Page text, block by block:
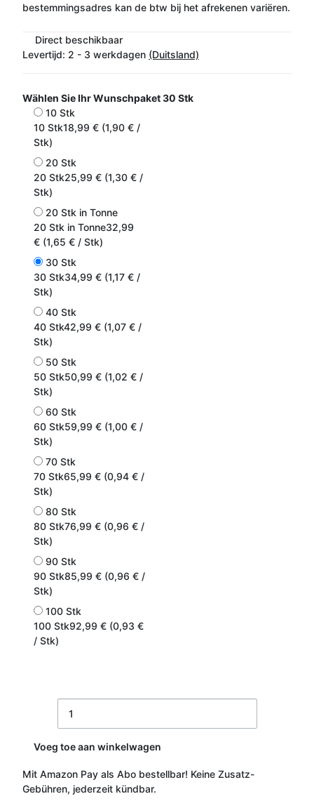
bestemmingsadres kan de btw bij het afrekenen variëren.
Direct beschikbaar
Levertijd: 2 - 3 werkdagen (Duitsland)
Wählen Sie Ihr Wunschpaket30 Stk
10 Stk
10 Stk18,99 € (1,90 € /
Stk)
20 Stk
20 Stk25,99 € (1,30 € /
Stk)
20 Stk in Tonne
20 Stk in Tonne32,99
€ (1,65 € / Stk)
30 Stk
30 Stk34,99 € (1,17 € /
Stk)
40 Stk
40 Stk42,99 € (1,07 € /
Stk)
50 Stk
50 Stk50,99 € (1,02 € /
Stk)
60 Stk
60 Stk59,99 € (1,00 € /
Stk)
70 Stk
70 Stk65,99 € (0,94 € /
Stk)
80 Stk
80 Stk76,99 € (0,96 € /
Stk)
90 Stk
90 Stk85,99 € (0,96 € /
Stk)
100 Stk
100 Stk92,99 € (0,93 €
/ Stk)
Voeg toe aan winkelwagen
Mit Amazon Pay als Abo bestellbar! Keine Zusatz-
Gebühren, jederzeit kündbar.